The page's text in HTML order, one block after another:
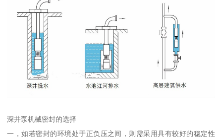
深井泵机械密封的选择
一，如若密封的环境处于正负压之间，则需采用具有较好的稳定性